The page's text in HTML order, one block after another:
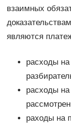
взаимных
являются
расходы
расходы
раходы на